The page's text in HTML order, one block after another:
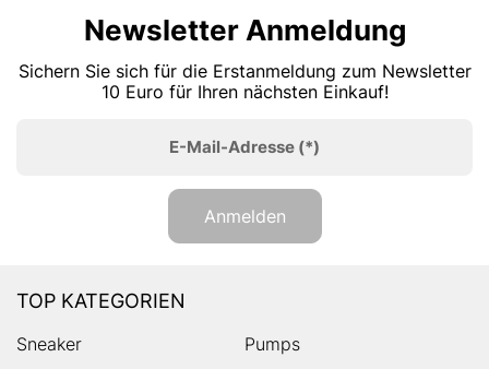
Newsletter Anmeldung
Sichern Sie sich für die Erstanmeldung zum Newsletter
10 Euro für Ihren nächsten Einkauf!
E-Mail-Adresse (*)
Anmelden
TOP KATEGORIEN
Sneaker
Pumps